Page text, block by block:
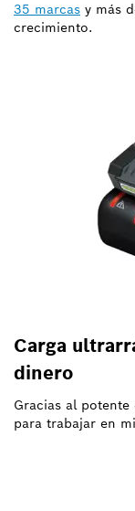
35 marcas y más
crecimiento.
Carga
dinero
Gracias al potente
para trabajar en